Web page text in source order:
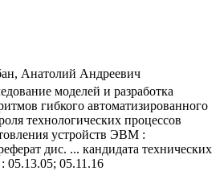
Анатолий Андреевич
моделей и разработка
гибкого автоматизированного
технологических процессов
устройств ЭВМ :
дис. ... кандидата технических
05.13.05; 05.11.16